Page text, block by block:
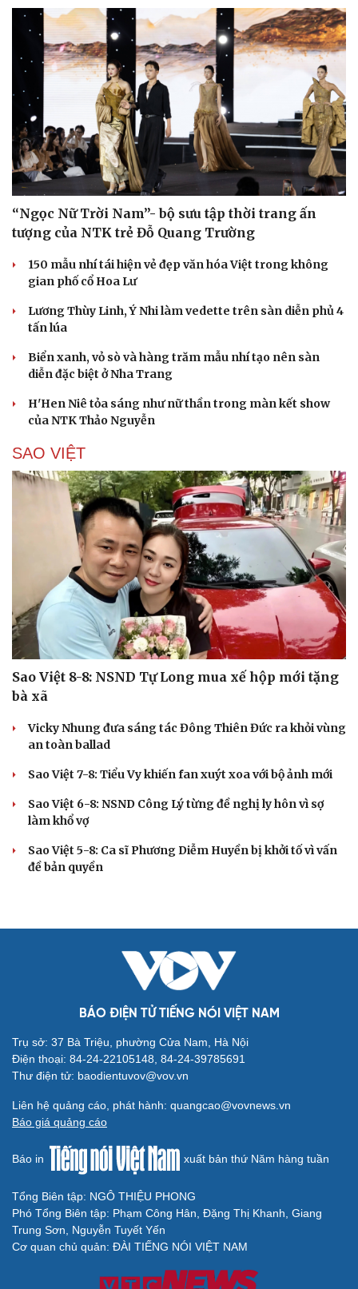
“Ngọc Nữ Trời Nam”- bộ sưu tập thời trang ấn
tượng của NTK trẻ Đỗ Quang Trường
150 mẫu nhí tái hiện vẻ đẹp văn hóa Việt trong không
gian phố cổ Hoa Lư
Lương Thùy Linh, Ý Nhi làm vedette trên sàn diễn phủ 4
tấn lúa
Biển xanh, vỏ sò và hàng trăm mẫu nhí tạo nên sàn
diễn đặc biệt ở Nha Trang
H'Hen Niê tỏa sáng như nữ thần trong màn kết show
của NTK Thảo Nguyễn
SAO VIỆT
Sao Việt 8-8: NSND Tự Long mua xế hộp mới tặng
bà xã
Vicky Nhung đưa sáng tác Đông Thiên Đức ra khỏi vùng
an toàn ballad
Sao Việt 7-8: Tiểu Vy khiến fan xuýt xoa với bộ ảnh mới
Sao Việt 6-8: NSND Công Lý từng đề nghị ly hôn vì sợ
làm khổ vợ
Sao Việt 5-8: Ca sĩ Phương Diễm Huyền bị khởi tố vì vấn
đề bản quyền
BÁO ĐIỆN TỬ TIẾNG NÓI VIỆT NAM
Trụ sở: 37 Bà Triệu, phường Cửa Nam, Hà Nội
Điện thoại: 84-24-22105148, 84-24-39785691
Thư điện tử: baodientuvov@vov.vn
Liên hệ quảng cáo, phát hành: quangcao@vovnews.vn
Báo giá quảng cáo
Báo in xuất bản thứ Năm hàng tuần
Tổng Biên tập: NGÔ THIỆU PHONG
Phó Tổng Biên tập: Phạm Công Hân, Đặng Thị Khanh, Giang
Trung Sơn, Nguyễn Tuyết Yến
Cơ quan chủ quản: ĐÀI TIẾNG NÓI VIỆT NAM